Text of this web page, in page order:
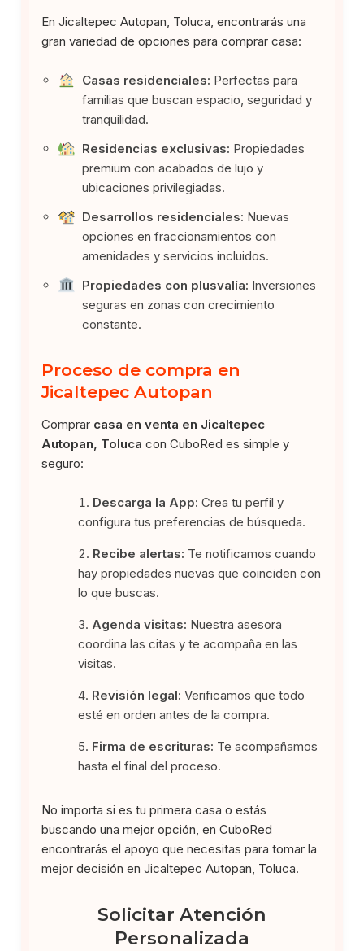
En Jicaltepec Autopan, Toluca, encontrarás una
gran variedad de opciones para comprar casa:
Casas residenciales: Perfectas para
familias que buscan espacio, seguridad y
tranquilidad.
Residencias exclusivas: Propiedades
premium con acabados de lujo y
ubicaciones privilegiadas.
Desarrollos residenciales: Nuevas
opciones en fraccionamientos con
amenidades y servicios incluidos.
Propiedades con plusvalía: Inversiones
seguras en zonas con crecimiento
constante.
Proceso de compra en
Jicaltepec Autopan
Comprar casa en venta en Jicaltepec
Autopan, Toluca con CuboRed es simple y
seguro:
Descarga la App: Crea tu perfil y
configura tus preferencias de búsqueda.
Recibe alertas: Te notificamos cuando
hay propiedades nuevas que coinciden con
lo que buscas.
Agenda visitas: Nuestra asesora
coordina las citas y te acompaña en las
visitas.
Revisión legal: Verificamos que todo
esté en orden antes de la compra.
Firma de escrituras: Te acompañamos
hasta el final del proceso.
No importa si es tu primera casa o estás
buscando una mejor opción, en CuboRed
encontrarás el apoyo que necesitas para tomar la
mejor decisión en Jicaltepec Autopan, Toluca.
Solicitar Atención
Personalizada